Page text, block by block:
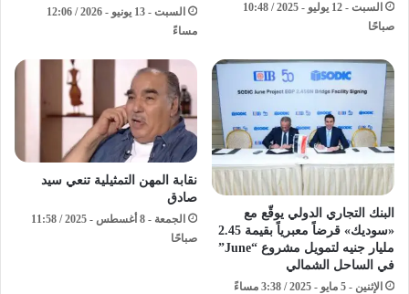
السبت - 12 يوليو - 2025 / 10:48
صباحًا
السبت - 13 يونيو - 2026 / 12:06
مساءً
البنك التجاري الدولي يوقّع مع
«سوديك» قرضاً معبرياً بقيمة 2.45
مليار جنيه لتمويل مشروع “June”
في الساحل الشمالي
الإثنين - 5 مايو - 2025 / 3:38 مساءً
نقابة المهن التمثيلية تنعي سيد
صادق
الجمعة - 8 أغسطس - 2025 / 11:58
صباحًا